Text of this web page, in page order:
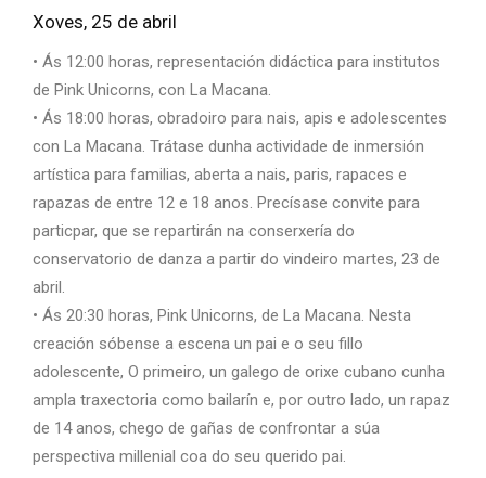
Xoves, 25 de abril
• Ás 12:00 horas, representación didáctica para institutos
de Pink Unicorns, con La Macana.
• Ás 18:00 horas, obradoiro para nais, apis e adolescentes
con La Macana. Trátase dunha actividade de inmersión
artística para familias, aberta a nais, paris, rapaces e
rapazas de entre 12 e 18 anos. Precísase convite para
particpar, que se repartirán na conserxería do
conservatorio de danza a partir do vindeiro martes, 23 de
abril.
• Ás 20:30 horas, Pink Unicorns, de La Macana. Nesta
creación sóbense a escena un pai e o seu fillo
adolescente, O primeiro, un galego de orixe cubano cunha
ampla traxectoria como bailarín e, por outro lado, un rapaz
de 14 anos, chego de gañas de confrontar a súa
perspectiva millenial coa do seu querido pai.